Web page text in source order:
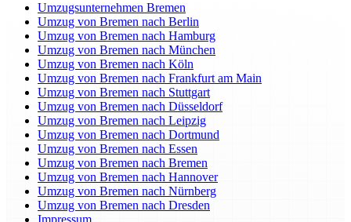
Umzugsunternehmen Bremen
Umzug von Bremen nach Berlin
Umzug von Bremen nach Hamburg
Umzug von Bremen nach München
Umzug von Bremen nach Köln
Umzug von Bremen nach Frankfurt am Main
Umzug von Bremen nach Stuttgart
Umzug von Bremen nach Düsseldorf
Umzug von Bremen nach Leipzig
Umzug von Bremen nach Dortmund
Umzug von Bremen nach Essen
Umzug von Bremen nach Bremen
Umzug von Bremen nach Hannover
Umzug von Bremen nach Nürnberg
Umzug von Bremen nach Dresden
Impressum